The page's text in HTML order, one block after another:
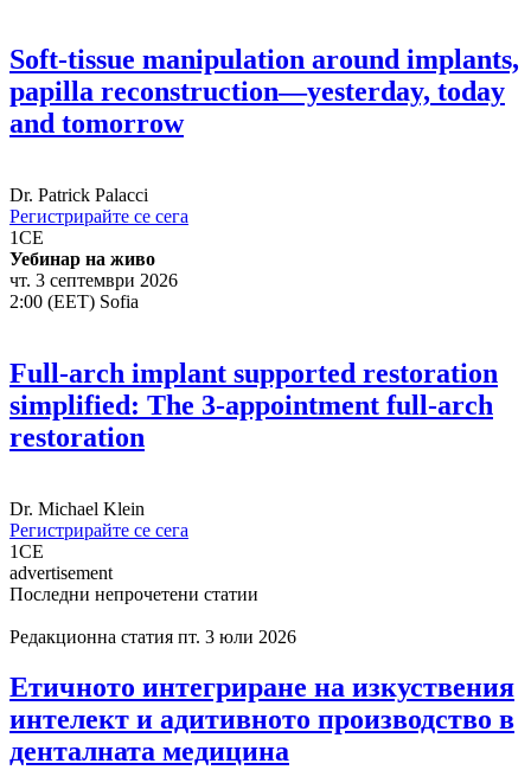
Soft-tissue manipulation around implants,
papilla reconstruction—yesterday, today
and tomorrow
Dr. Patrick Palacci
Регистрирайте се сега
1CE
Уебинар на живо
чт. 3 септември 2026
2:00 (EET) Sofia
Full-arch implant supported restoration
simplified: The 3-appointment full-arch
restoration
Dr. Michael Klein
Регистрирайте се сега
1CE
advertisement
Последни непрочетени статии
Редакционна статия пт. 3 юли 2026
Етичното интегриране на изкуствения
интелект и адитивното производство в
денталната медицина